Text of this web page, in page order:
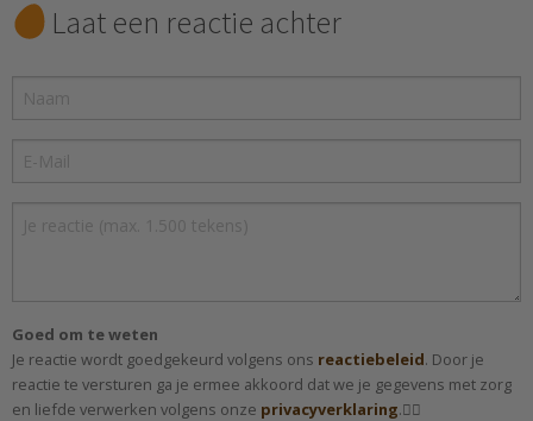
Laat een reactie achter
Goed om te weten
Je reactie wordt goedgekeurd volgens ons reactiebeleid. Door je
reactie te versturen ga je ermee akkoord dat we je gegevens met zorg
en liefde verwerken volgens onze privacyverklaring.✌🏻